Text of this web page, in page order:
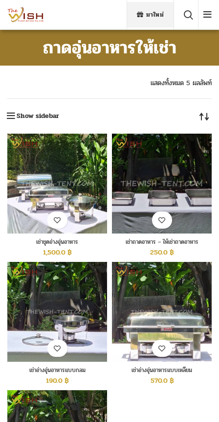
มาใหม่
ถาดอุ่นอาหารให้เช่า
แสดงทั้งหมด 5 ผลลัพท์
Show sidebar
เช่าชุดอ่างอุ่นอาหาร
1,500.0฿
เช่าถาดอาหาร – ให้เช่าถาดอาหาร
250.0฿
เช่าอ่างอุ่นอาหารแบบกลม
190.0฿
เช่าอ่างอุ่นอาหารแบบเหลี่ยม
570.0฿